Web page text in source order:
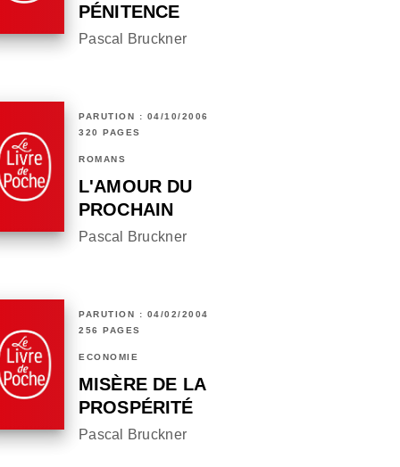
PÉNITENCE
Pascal Bruckner
PARUTION : 04/10/2006
320 PAGES
ROMANS
L'AMOUR DU
PROCHAIN
Pascal Bruckner
PARUTION : 04/02/2004
256 PAGES
ECONOMIE
MISÈRE DE LA
PROSPÉRITÉ
Pascal Bruckner